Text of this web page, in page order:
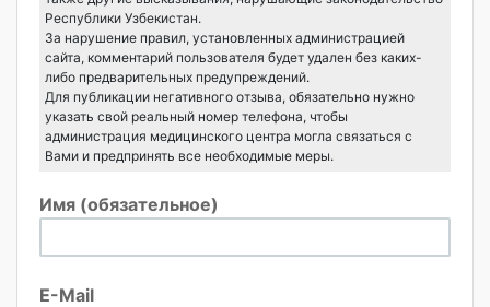
Республики Узбекистан.
За нарушение правил, установленных администрацией
сайта, комментарий пользователя будет удален без каких-
либо предварительных предупреждений.
Для публикации негативного отзыва, обязательно нужно
указать свой реальный номер телефона, чтобы
администрация медицинского центра могла связаться с
Вами и предпринять все необходимые меры.
Имя (обязательное)
E-Mail